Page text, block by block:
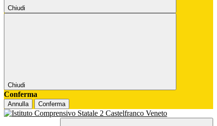
Chiudi
Chiudi
Conferma
Annulla Conferma